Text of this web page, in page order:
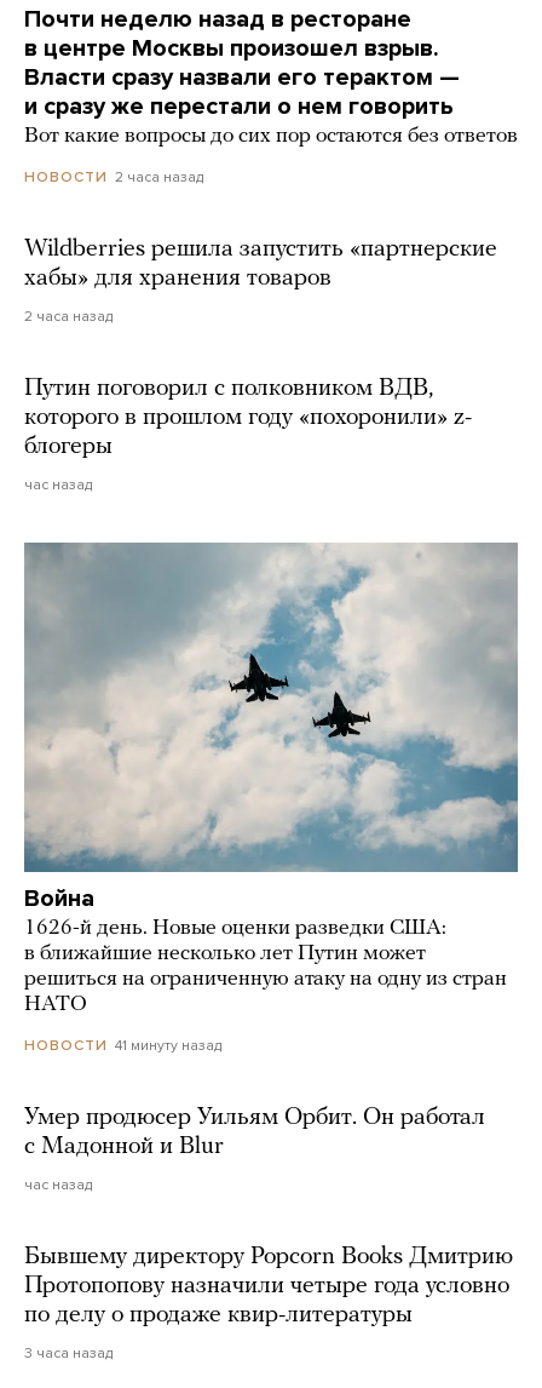
Почти неделю назад в ресторане
в центре Москвы произошел взрыв.
Власти сразу назвали его терактом —
и сразу же перестали о нем говорить
Вот какие вопросы до сих пор остаются без ответов
НОВОСТИ 2 часа назад
Wildberries решила запустить «партнерские
хабы» для хранения товаров
2 часа назад
Путин поговорил с полковником ВДВ,
которого в прошлом году «похоронили» z-
блогеры
час назад
Война
1626-й день. Новые оценки разведки США:
в ближайшие несколько лет Путин может
решиться на ограниченную атаку на одну из стран
НАТО
НОВОСТИ 41 минуту назад
Умер продюсер Уильям Орбит. Он работал
с Мадонной и Blur
час назад
Бывшему директору Popcorn Books Дмитрию
Протопопову назначили четыре года условно
по делу о продаже квир-литературы
3 часа назад